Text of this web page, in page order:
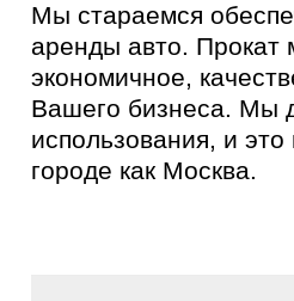
Мы стараемся
аренды авто.
экономичное,
Вашего бизнеса. Мы
использования, и
городе как Москва.